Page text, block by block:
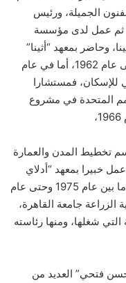
الجميلة، ورئيس
العمارة بداية من 1953وحتى 1957، ثم عمل لدى مؤسسة
وحاضر بمعهد “أثينا”
للتكنولوجيا في الفترة من عام 1957 وحتى عام 1962، أما في عام
للإسكان، فمستشارا
المتحدة في مشروع
تخطيط المدن والعمارة
خبيرا بمعهد “أدلاي
ستفنسون” بجامعة شيكاغو، وانتدب أيضا ما بين عام 1975 وحتى عام
الزراعة جامعة القاهرة،
شغلها، ومنها رئاسته
فتحي” العديد من